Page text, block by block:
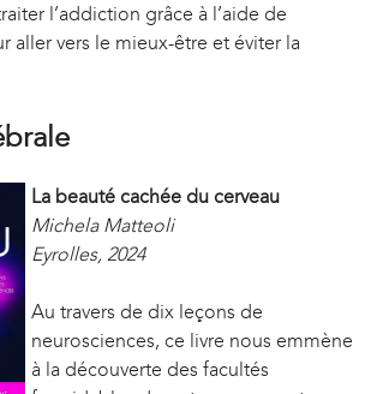
l’addiction grâce à l’aide de
aller vers le mieux-être et éviter la
La beauté cachée du cerveau
Michela Matteoli
Eyrolles, 2024
Au travers de dix leçons de
neurosciences, ce livre nous emmène
à la découverte des facultés